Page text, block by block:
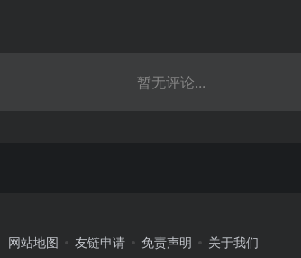
暂无评论...
网站地图 友链申请 免责声明 关于我们